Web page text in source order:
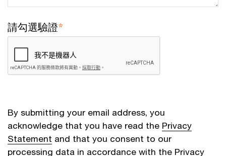
請勾選驗證*
By submitting your email address, you
acknowledge that you have read the Privacy
Statement and that you consent to our
processing data in accordance with the Privacy